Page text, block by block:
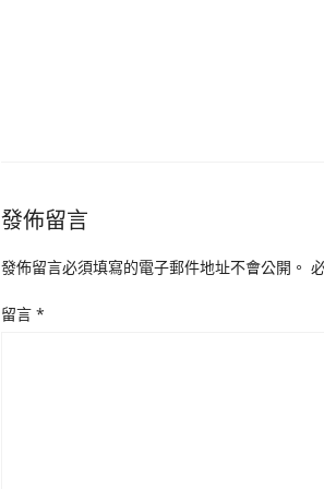
發佈留言
發佈留言必須填寫的電子郵件地址不會公開。
留言 *